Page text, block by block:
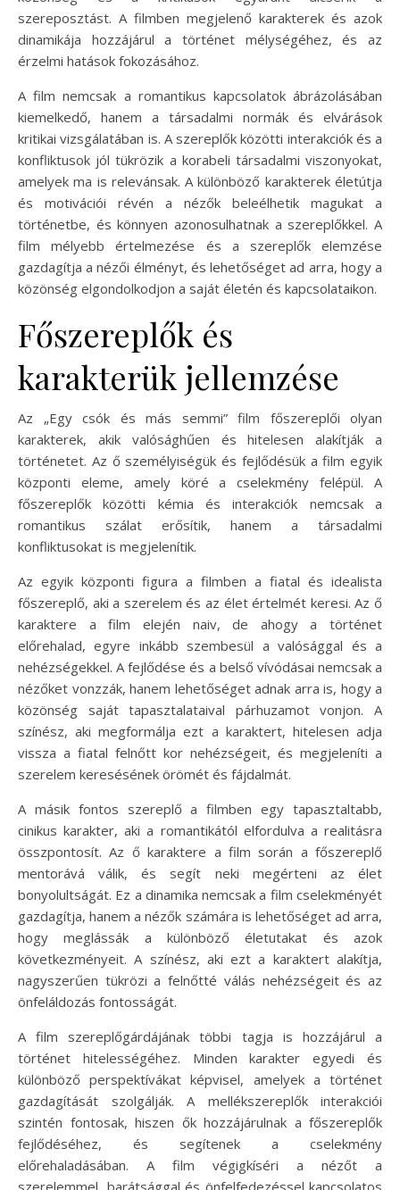
szereposztást. A filmben megjelenő karakterek és azok
dinamikája hozzájárul a történet mélységéhez, és az
érzelmi hatások fokozásához.
A film nemcsak a romantikus kapcsolatok ábrázolásában
kiemelkedő, hanem a társadalmi normák és elvárások
kritikai vizsgálatában is. A szereplők közötti interakciók és a
konfliktusok jól tükrözik a korabeli társadalmi viszonyokat,
amelyek ma is relevánsak. A különböző karakterek életútja
és motivációi révén a nézők beleélhetik magukat a
történetbe, és könnyen azonosulhatnak a szereplőkkel. A
film mélyebb értelmezése és a szereplők elemzése
gazdagítja a nézői élményt, és lehetőséget ad arra, hogy a
közönség elgondolkodjon a saját életén és kapcsolataikon.
Főszereplők és
karakterük jellemzése
Az „Egy csók és más semmi” film főszereplői olyan
karakterek, akik valósághűen és hitelesen alakítják a
történetet. Az ő személyiségük és fejlődésük a film egyik
központi eleme, amely köré a cselekmény felépül. A
főszereplők közötti kémia és interakciók nemcsak a
romantikus szálat erősítik, hanem a társadalmi
konfliktusokat is megjelenítik.
Az egyik központi figura a filmben a fiatal és idealista
főszereplő, aki a szerelem és az élet értelmét keresi. Az ő
karaktere a film elején naiv, de ahogy a történet
előrehalad, egyre inkább szembesül a valósággal és a
nehézségekkel. A fejlődése és a belső vívódásai nemcsak a
nézőket vonzzák, hanem lehetőséget adnak arra is, hogy a
közönség saját tapasztalataival párhuzamot vonjon. A
színész, aki megformálja ezt a karaktert, hitelesen adja
vissza a fiatal felnőtt kor nehézségeit, és megjeleníti a
szerelem keresésének örömét és fájdalmát.
A másik fontos szereplő a filmben egy tapasztaltabb,
cinikus karakter, aki a romantikától elfordulva a realitásra
összpontosít. Az ő karaktere a film során a főszereplő
mentorává válik, és segít neki megérteni az élet
bonyolultságát. Ez a dinamika nemcsak a film cselekményét
gazdagítja, hanem a nézők számára is lehetőséget ad arra,
hogy meglássák a különböző életutakat és azok
következményeit. A színész, aki ezt a karaktert alakítja,
nagyszerűen tükrözi a felnőtté válás nehézségeit és az
önfeláldozás fontosságát.
A film szereplőgárdájának többi tagja is hozzájárul a
történet hitelességéhez. Minden karakter egyedi és
különböző perspektívákat képvisel, amelyek a történet
gazdagítását szolgálják. A mellékszereplők interakciói
szintén fontosak, hiszen ők hozzájárulnak a főszereplők
fejlődéséhez, és segítenek a cselekmény
előrehaladásában. A film végigkíséri a nézőt a
szerelemmel, barátsággal és önfelfedezéssel kapcsolatos